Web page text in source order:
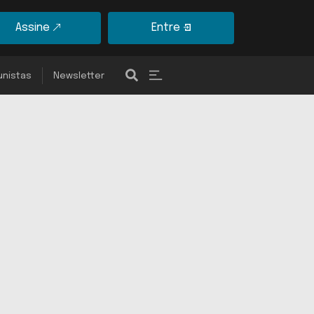
Assine Entre
Newsletter